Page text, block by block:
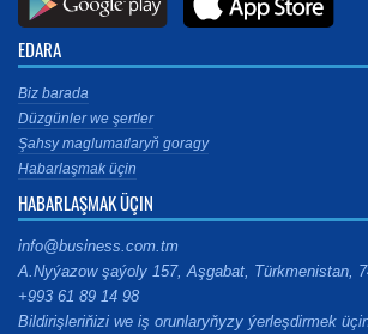
EDARA
Biz barada
Düzgünler we şertler
Şahsy maglumatlaryň goragy
Habarlaşmak üçin
HABARLAŞMAK ÜÇIN
info@business.com.tm
A.Nyýazow şaýoly 157, Aşgabat, Türkmenistan,
+993 61 89 14 98
Bildirişleriňizi we iş orunlaryňyzy ýerleşdirmek